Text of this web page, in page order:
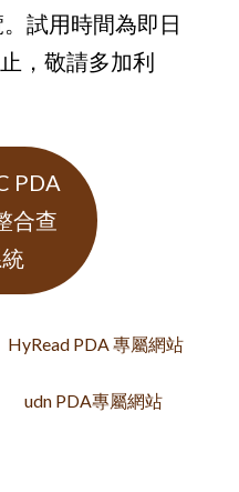
試用時間為即日
，敬請多加利
PDA
合查
HyRead PDA 專屬網站
udn PDA專屬網站